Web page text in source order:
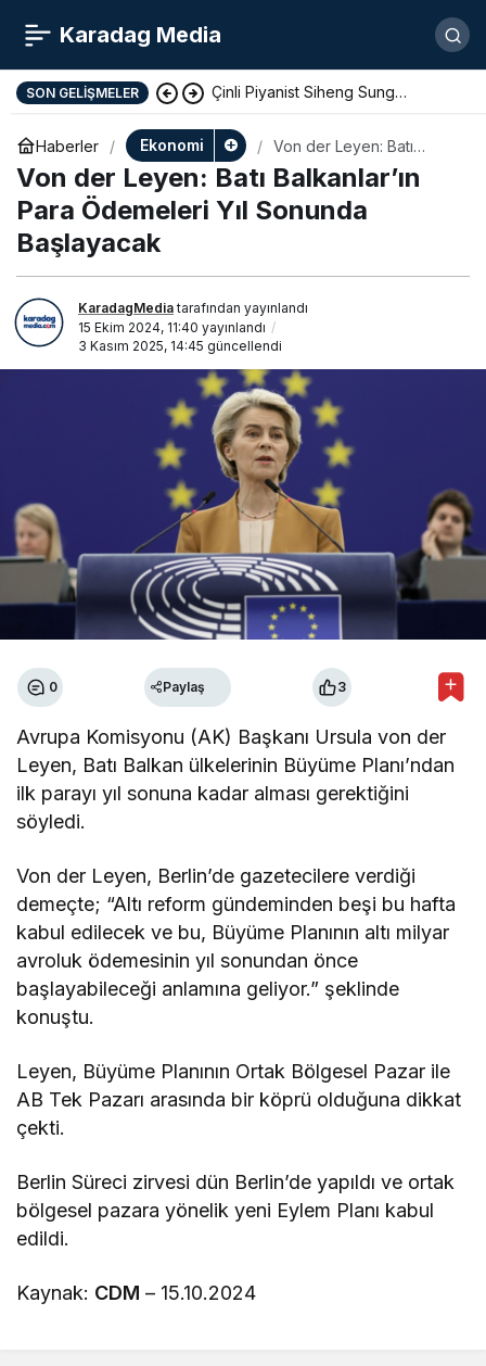
Karadag Media
SON GELIŞMELER Çinli Piyanist Siheng Sung
KotorArt Festivalinde Sahne Alıyor
Haberler Ekonomi
Von der Leyen: Batı
Balkanlar’ın Para
Ödemeleri Yıl Sonunda
Başlayacak
Von der Leyen: Batı Balkanlar’ın
Para Ödemeleri Yıl Sonunda
Başlayacak
KaradagMediatarafından yayınlandı
15 Ekim 2024, 11:40 yayınlandı
3 Kasım 2025, 14:45 güncellendi
0 Paylaş 3
Avrupa Komisyonu (AK) Başkanı Ursula von der
Leyen, Batı Balkan ülkelerinin Büyüme Planı’ndan
ilk parayı yıl sonuna kadar alması gerektiğini
söyledi.
Von der Leyen, Berlin’de gazetecilere verdiği
demeçte; “Altı reform gündeminden beşi bu hafta
kabul edilecek ve bu, Büyüme Planının altı milyar
avroluk ödemesinin yıl sonundan önce
başlayabileceği anlamına geliyor.” şeklinde
konuştu.
Leyen, Büyüme Planının Ortak Bölgesel Pazar ile
AB Tek Pazarı arasında bir köprü olduğuna dikkat
çekti.
Berlin Süreci zirvesi dün Berlin’de yapıldı ve ortak
bölgesel pazara yönelik yeni Eylem Planı kabul
edildi.
Kaynak: CDM – 15.10.2024